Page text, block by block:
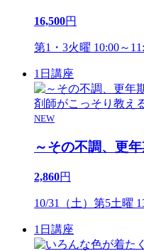
16,500円
第1・3火曜 10:00～
1日講座
NEW
～その不調、更
2,860円
10/31（土）第5土曜
1日講座